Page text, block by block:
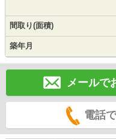
間取り(面積)
築年月
メールで
電話